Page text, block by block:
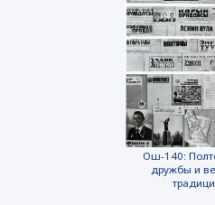
Ош-140:
дружбы и